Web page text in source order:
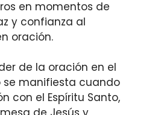
en momentos de
y confianza al
oración.
de la oración en el
se manifiesta cuando
con el Espíritu Santo,